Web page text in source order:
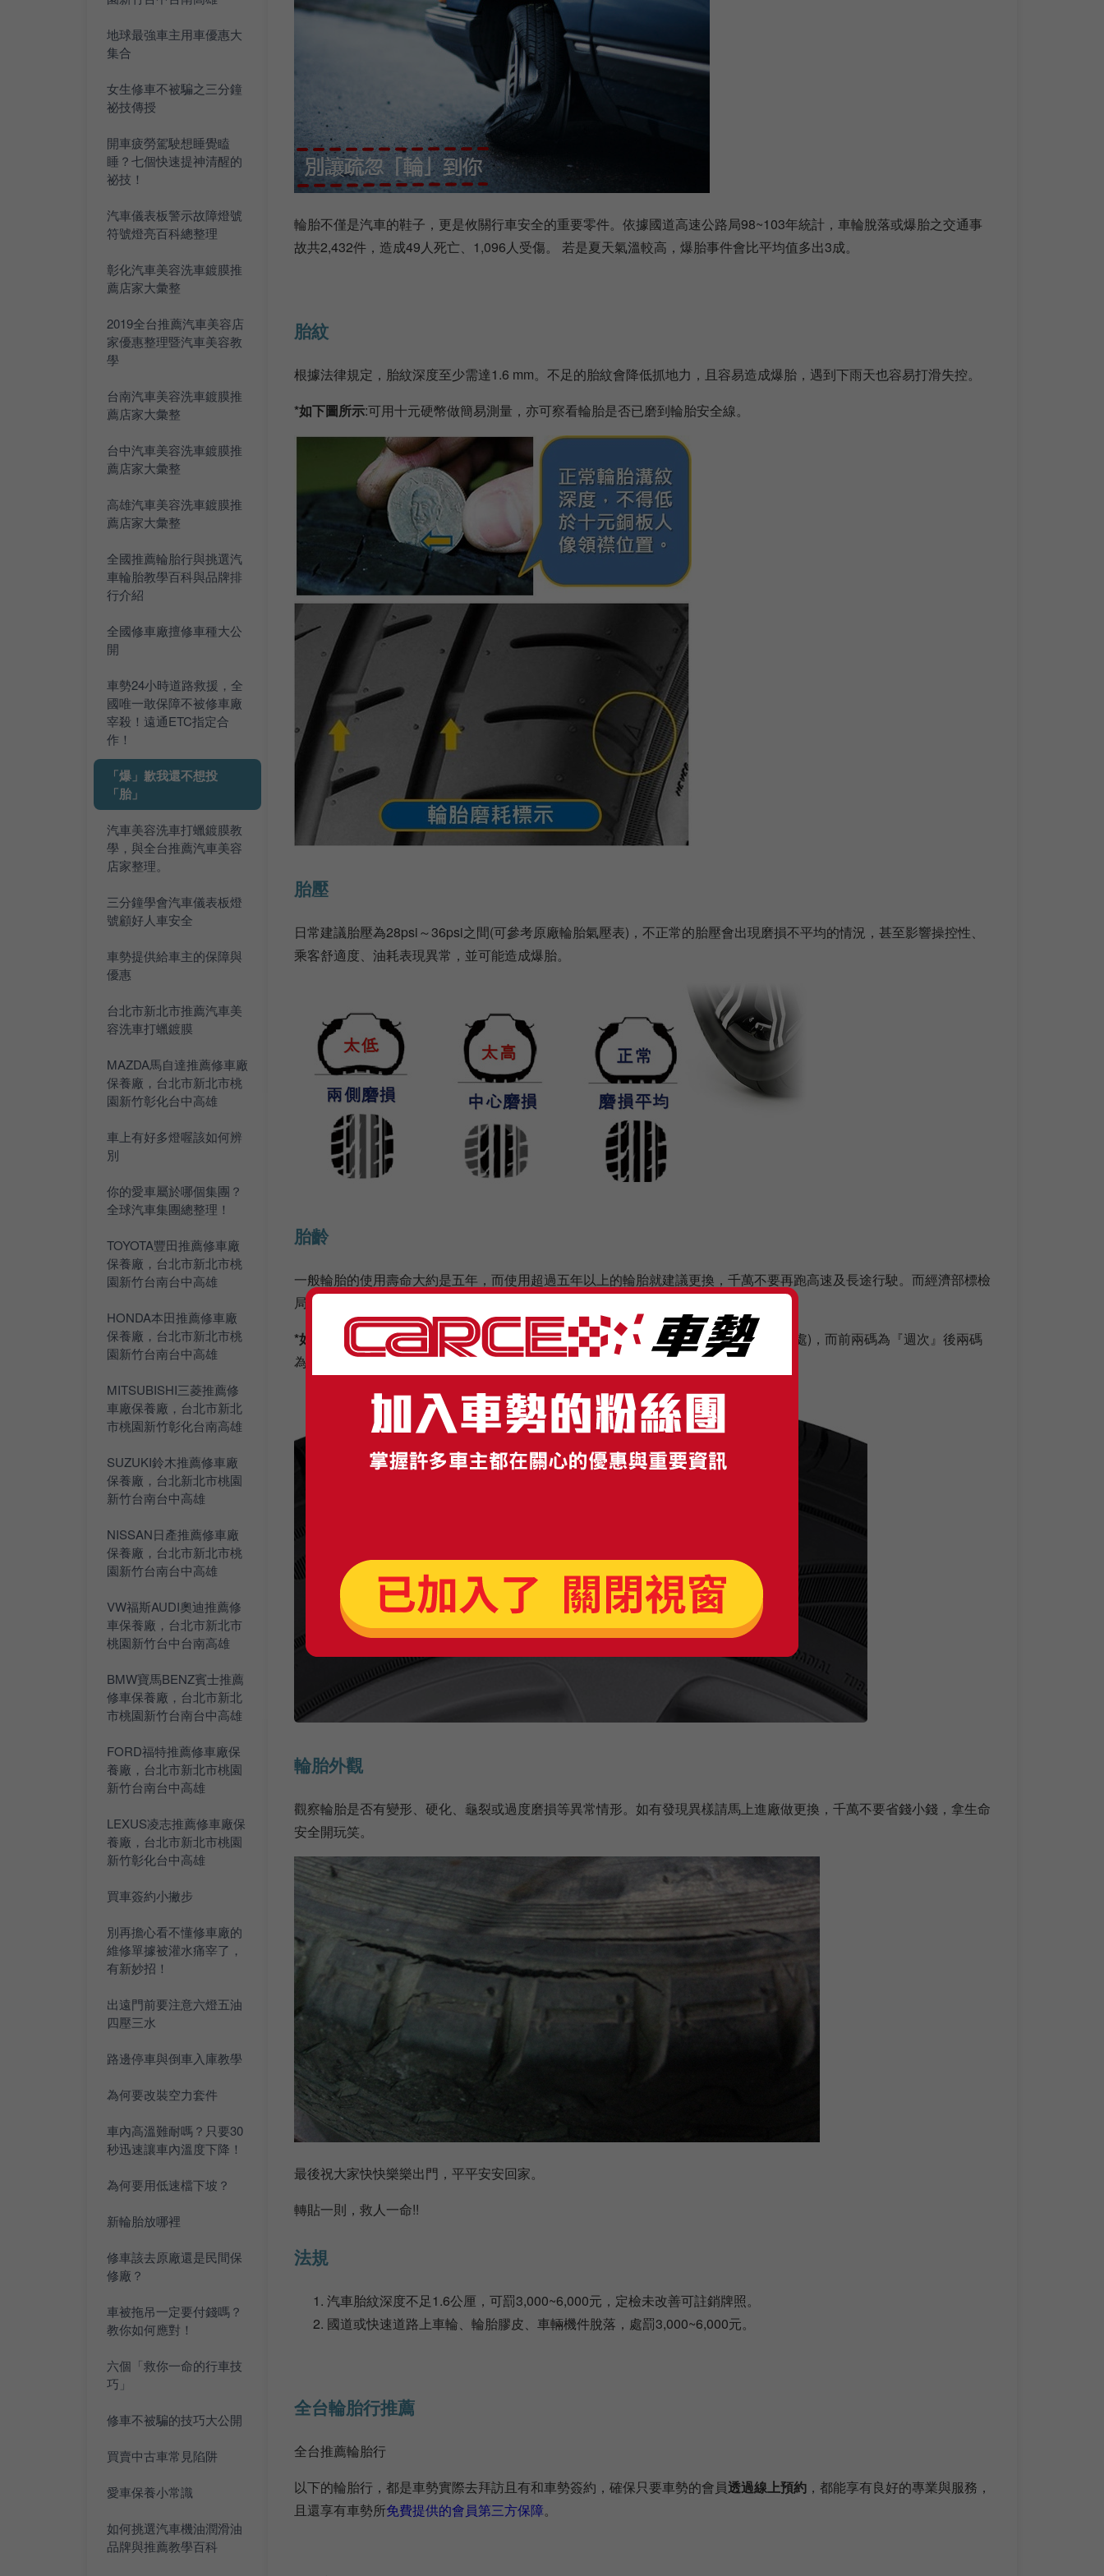
地球最強車主用車優惠大
集合
女生修車不被騙之三分鐘
祕技傳授
開車疲勞駕駛想睡覺瞌
睡？七個快速提神清醒的
祕技！
汽車儀表板警示故障燈號
符號燈亮百科總整理
彰化汽車美容洗車鍍膜推
薦店家大彙整
2019全台推薦汽車美容店
家優惠整理暨汽車美容教
學
台南汽車美容洗車鍍膜推
薦店家大彙整
台中汽車美容洗車鍍膜推
薦店家大彙整
高雄汽車美容洗車鍍膜推
薦店家大彙整
全國推薦輪胎行與挑選汽
車輪胎教學百科與品牌排
行介紹
全國修車廠擅修車種大公
開
車勢24小時道路救援，全
國唯一敢保障不被修車廠
宰殺！遠通ETC指定合
作！
「爆」歉我還不想投
「胎」
汽車美容洗車打蠟鍍膜教
學，與全台推薦汽車美容
店家整理。
三分鐘學會汽車儀表板燈
號顧好人車安全
車勢提供給車主的保障與
優惠
台北市新北市推薦汽車美
容洗車打蠟鍍膜
MAZDA馬自達推薦修車廠
保養廠，台北市新北市桃
園新竹彰化台中高雄
車上有好多燈喔該如何辨
別
你的愛車屬於哪個集團？
全球汽車集團總整理！
TOYOTA豐田推薦修車廠
保養廠，台北市新北市桃
園新竹台南台中高雄
HONDA本田推薦修車廠
保養廠，台北市新北市桃
園新竹台南台中高雄
MITSUBISHI三菱推薦修
車廠保養廠，台北市新北
市桃園新竹彰化台南高雄
SUZUKI鈴木推薦修車廠
保養廠，台北新北市桃園
新竹台南台中高雄
NISSAN日產推薦修車廠
保養廠，台北市新北市桃
園新竹台南台中高雄
VW福斯AUDI奧迪推薦修
車保養廠，台北市新北市
桃園新竹台中台南高雄
BMW寶馬BENZ賓士推薦
修車保養廠，台北市新北
市桃園新竹台南台中高雄
FORD福特推薦修車廠保
養廠，台北市新北市桃園
新竹台南台中高雄
LEXUS凌志推薦修車廠保
養廠，台北市新北市桃園
新竹彰化台中高雄
買車簽約小撇步
別再擔心看不懂修車廠的
維修單據被灌水痛宰了，
有新妙招！
出遠門前要注意六燈五油
四壓三水
路邊停車與倒車入庫教學
為何要改裝空力套件
車內高溫難耐嗎？只要30
秒迅速讓車內溫度下降！
為何要用低速檔下坡？
新輪胎放哪裡
修車該去原廠還是民間保
修廠？
車被拖吊一定要付錢嗎？
教你如何應對！
六個「救你一命的行車技
巧」
修車不被騙的技巧大公開
買賣中古車常見陷阱
愛車保養小常識
如何挑選汽車機油潤滑油
品牌與推薦教學百科
輪胎不僅是汽車的鞋子，更是攸關行車安全的重要零件。依據國道高速公路局98~103年統計，車輪脫落或爆胎之交通事
故共2,432件，造成49人死亡、1,096人受傷。 若是夏天氣溫較高，爆胎事件會比平均值多出3成。
胎紋
根據法律規定，胎紋深度至少需達1.6 mm。不足的胎紋會降低抓地力，且容易造成爆胎，遇到下雨天也容易打滑失控。
*如下圖所示:可用十元硬幣做簡易測量，亦可察看輪胎是否已磨到輪胎安全線。
胎壓
日常建議胎壓為28psi～36psi之間(可參考原廠輪胎氣壓表)，不正常的胎壓會出現磨損不平均的情況，甚至影響操控性、
乘客舒適度、油耗表現異常，並可能造成爆胎。
胎齡
一般輪胎的使用壽命大約是五年，而使用超過五年以上的輪胎就建議更換，千萬不要再跑高速及長途行駛。而經濟部標檢
局規定超過製造日期6年的新輪胎不得安裝於汽車上。
*如下圖所示:
正常輪胎都會標示製造日期，通常是在DOT字樣後的四碼數字(如下圖紅線處)，而前兩碼為『週次』後兩碼
為『年份』。也就是說這顆輪胎的製造日期是在2009年的第39週(9月左右)。
輪胎外觀
觀察輪胎是否有變形、硬化、龜裂或過度磨損等異常情形。如有發現異樣請馬上進廠做更換，千萬不要省錢小錢，拿生命
安全開玩笑。
最後祝大家快快樂樂出門，平平安安回家。
轉貼一則，救人一命!!
法規
汽車胎紋深度不足1.6公厘，可罰3,000~6,000元，定檢未改善可註銷牌照。
國道或快速道路上車輪、輪胎膠皮、車輛機件脫落，處罰3,000~6,000元。
全台輪胎行推薦
全台推薦輪胎行
以下的輪胎行，都是車勢實際去拜訪且有和車勢簽約，確保只要車勢的會員透過線上預約 ，都能享有良好的專業與服務，
且還享有車勢所免費提供的會員第三方保障。